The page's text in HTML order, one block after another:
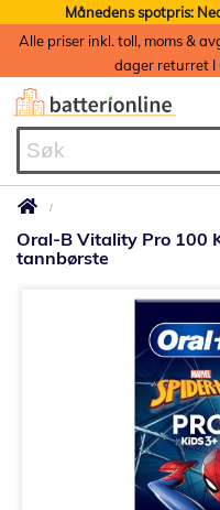
Månedens spotpris:
Alle priser inkl. toll, moms &
dager returret I
Oral-B Vitality Pro 100
tannbørste